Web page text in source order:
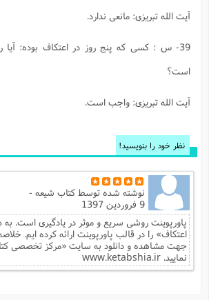
آیت الله تبریزى: مانعى ندارد.
39- س : کسى که پنج روز در اعتکاف بوده: آیا
است؟
آیت الله تبریزى: واجب است.
نظر خود را بنویسید!
نوشته شده توسطکتاب شیعه -
9 فروردین 1397
پاورپوینت روشی سریع و موثر در یادگیری است.
اعتکاف» را در قالب پاورپوینت ارائه کرده ایم.
جهت مشاهده و دانلود به سایت «مرکز تخصصی
نمایید. www.ketabshia.ir